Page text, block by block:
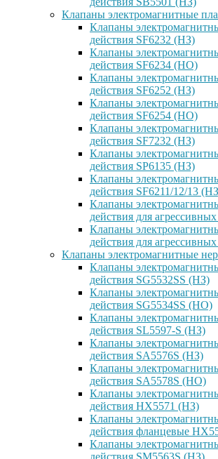
Клапаны электромагнитные
Клапаны
действия SF6232 (НЗ)
Клапаны
действия SF6234 (НО)
Клапаны
действия SF6252 (НЗ)
Клапаны
действия SF6254 (НО)
Клапаны
действия SF7232 (НЗ)
Клапаны
действия SP6135 (НЗ)
Клапаны
действия SF6211/12/13
Клапаны
действия для
Клапаны
действия для
Клапаны электромагнитные
Клапаны
действия SG5532SS (НЗ)
Клапаны
действия SG5534SS (НО)
Клапаны
действия SL5597-S (НЗ)
Клапаны
действия SA5576S (НЗ)
Клапаны
действия SA5578S (НО)
Клапаны
действия HX5571 (НЗ)
Клапаны
действия фланцевые
Клапаны
действия SM5563S (НЗ)